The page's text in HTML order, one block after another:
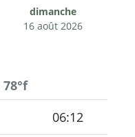
dimanche
16 août 2026
78°f
06:12